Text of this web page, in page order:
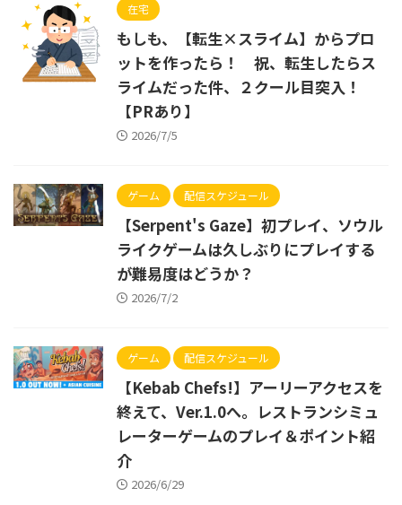
在宅
もしも、【転生×スライム】からプロ
ットを作ったら！ 祝、転生したらス
ライムだった件、２クール目突入！
【PRあり】
2026/7/5
ゲーム 配信スケジュール
【Serpent's Gaze】初プレイ、ソウル
ライクゲームは久しぶりにプレイする
が難易度はどうか？
2026/7/2
ゲーム 配信スケジュール
【Kebab Chefs!】アーリーアクセスを
終えて、Ver.1.0へ。レストランシミュ
レーターゲームのプレイ＆ポイント紹
介
2026/6/29